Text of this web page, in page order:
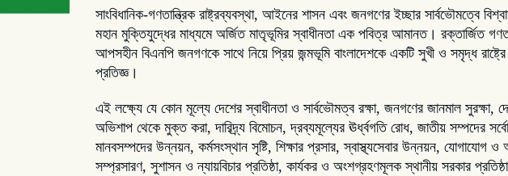
সাংবিধানিক-গণতান্ত্রিক রাষ্ট্রব্যবস্থা, আইনের শাসন এবং জনগণের ইচ্ছার সার্বভৌমত্বে
মহান মুক্তিযুদ্ধের মাধ্যমে অর্জিত মাতৃভূমির স্বাধীনতা এক পবিত্র আমানত। রক্তার্জিত
আপসহীন বিএনপি জনগণকে সাথে নিয়ে প্রিয় জন্মভূমি বাংলাদেশকে একটি সুখী ও সমৃদ্ধ
প্রতিজ্ঞ।
এই লক্ষ্যে যে কোন মূল্যে দেশের স্বাধীনতা ও সার্বভৌমত্ব রক্ষা, জনগণের জানমাল সুরক্ষা,
অভিশাপ থেকে মুক্ত করা, দারিদ্র্য বিমোচন, দ্রব্যমূল্যের ঊর্ধ্বগতি রোধ, জাতীয় সম্পদের
মানবসম্পদের উন্নয়ন, কর্মসংস্থান সৃষ্টি, শিক্ষার প্রসার, স্বাস্থ্যসেবার উন্নয়ন, যোগাযোগ ও
সম্প্রসারণ, সুশাসন ও ন্যায়বিচার প্রতিষ্ঠা, কার্যকর ও অংশগ্রহণমূলক স্থানীয় সরকার